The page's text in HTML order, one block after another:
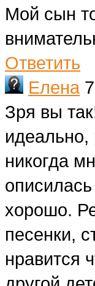
Мой сын
Ответить
Елена
Зря вы
идеально,
никогда
хорошо.
песенки,
нравится